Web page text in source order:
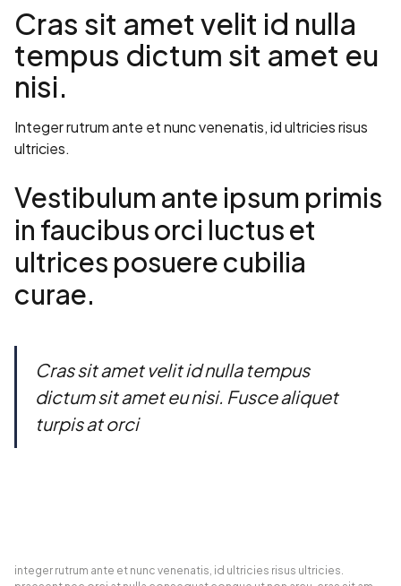
Cras sit amet velit id nulla
tempus dictum sit amet eu
nisi.
Integer rutrum ante et nunc venenatis, id ultricies risus
ultricies.
Vestibulum ante ipsum primis
in faucibus orci luctus et
ultrices posuere cubilia
curae.
Cras sit amet velit id nulla tempus
dictum sit amet eu nisi. Fusce aliquet
turpis at orci
integer rutrum ante et nunc venenatis, id ultricies risus ultricies.